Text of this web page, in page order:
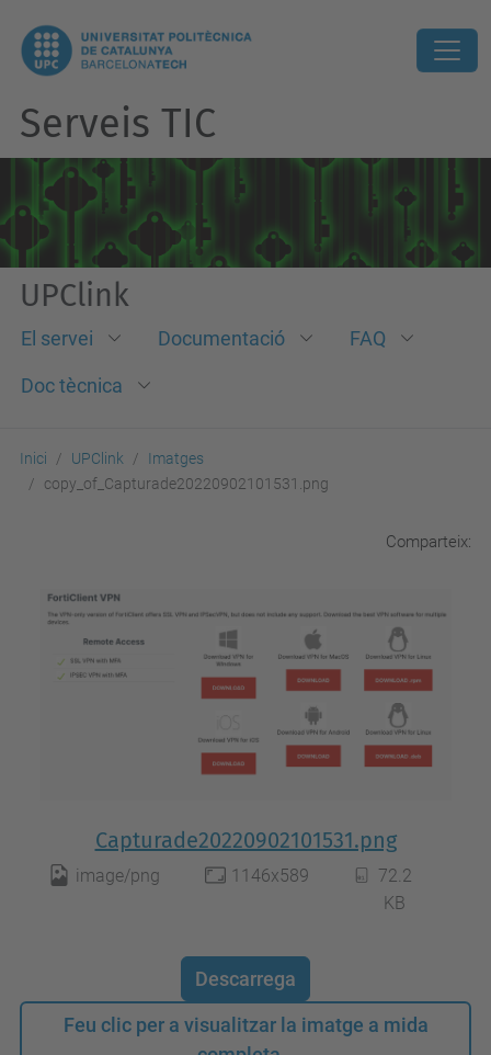
Serveis TIC
UPClink
El servei Documentació FAQ
Doc tècnica
Inici UPClink
Imatges
copy_of_Capturade20220902101531.png
Comparteix:
Capturade20220902101531.png
image/png 1146x589
72.2
KB
Descarrega
Feu clic per a visualitzar la imatge a mida